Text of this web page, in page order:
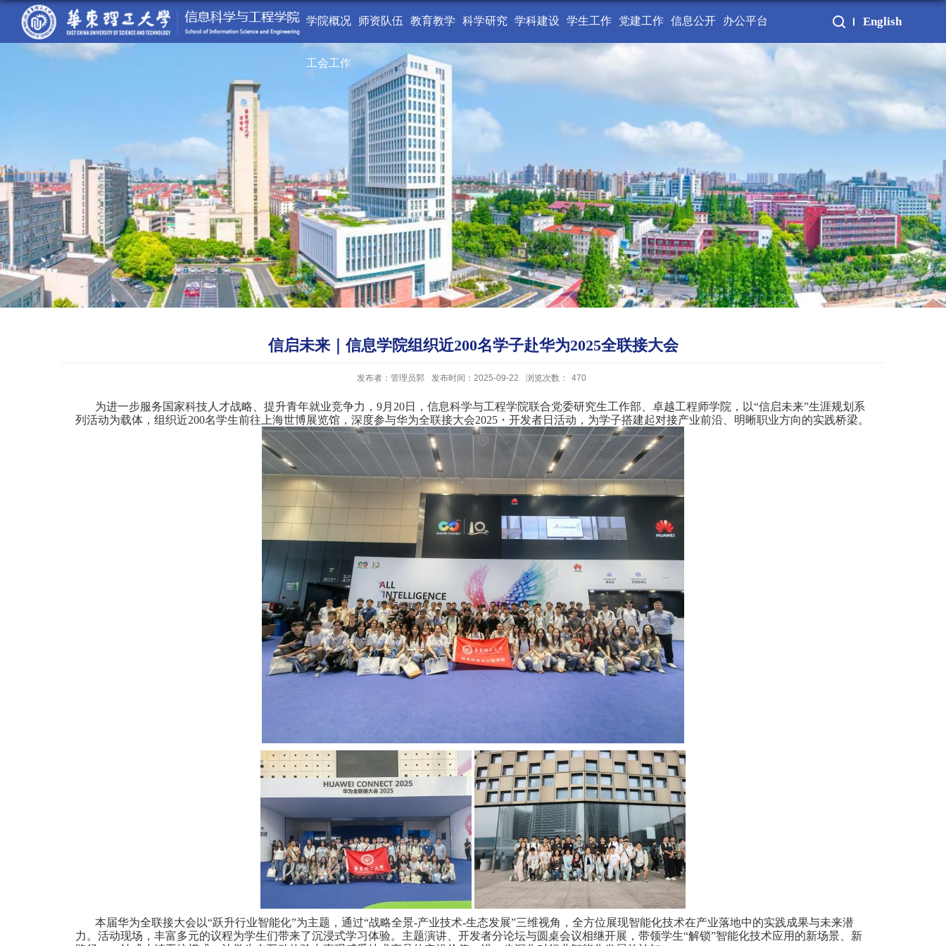
学院概况 师资队伍 教育教学 科学研究 学科建设 学生工作 党建工作 信息公开 办公平台
工会工作
English
信启未来｜信息学院组织近200名学子赴华为2025全联接大会
发布者：管理员郭 发布时间：2025-09-22 浏览次数： 470
为进一步服务国家科技人才战略、提升青年就业竞争力， 9月20日，信息科学与工程学院联合党委研究生工作部、卓越工程师学院，以“信启未来”生涯规划系
列活动为载体，组织近200名学生前往上海世博展览馆，深度参与华为全联接大会2025・开发者日活动，为学子搭建起对接产业前沿、明晰职业方向的实践桥梁。
本届华为全联接大会以“跃升行业智能化”为主题，通过“战略全景-产业技术-生态发展”三维视角 ，全方位展现智能化技术在产业落地中的实践成果与未来潜
力。活动现场，丰富多元的议程为学生们带来了沉浸式学习体验。 主题演讲 开发者分论坛与圆桌会议相继开展，带领学生“解锁”智能化技术应用的新场景、新